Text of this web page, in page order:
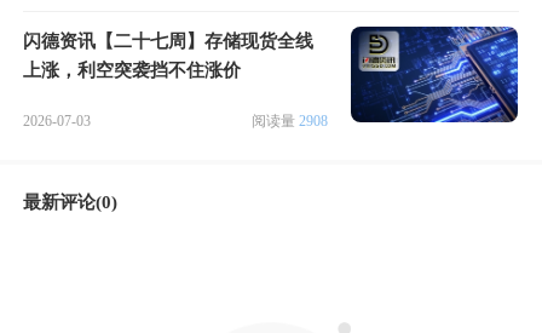
闪德资讯【二十七周】存储现货全线
上涨，利空突袭挡不住涨价
2026-07-03 阅读量 2908
最新评论(0)